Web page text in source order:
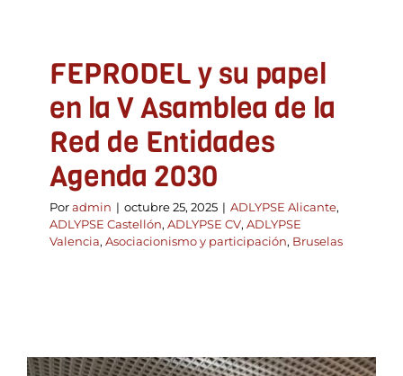
FEPRODEL y su papel
en la V Asamblea de la
Red de Entidades
Agenda 2030
Poradmin | octubre 25, 2025 | ADLYPSE Alicante,
ADLYPSE Castellón, ADLYPSE CV, ADLYPSE
Valencia, Asociacionismo y participación, Bruselas